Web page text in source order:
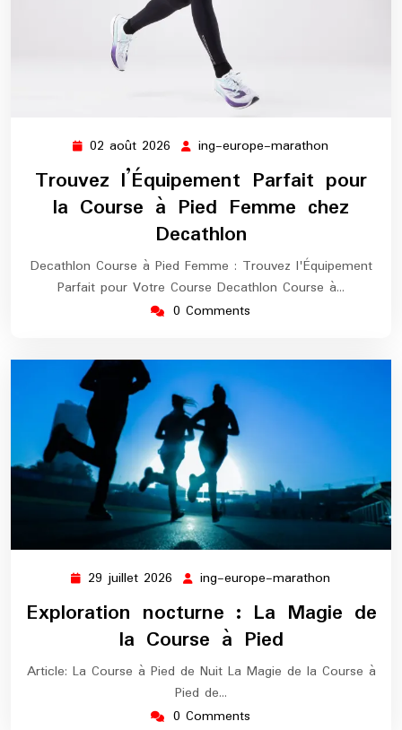
02 août 2026 02
2026
ing-europe-marathon
marathon
Trouvez l’Équipement Parfait pour
la Course à Pied Femme chez
Decathlon
Decathlon Course à Pied Femme : Trouvez l'Équipement
Parfait pour Votre Course Decathlon Course à…
0 Comments
29 juillet 2026 29
juillet
2026
ing-europe-marathon
europe-
marathon
Exploration nocturne : La Magie de
la Course à Pied
Article: La Course à Pied de Nuit La Magie de la Course à
Pied de…
0 Comments